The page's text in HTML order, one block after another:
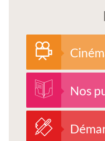
Nos